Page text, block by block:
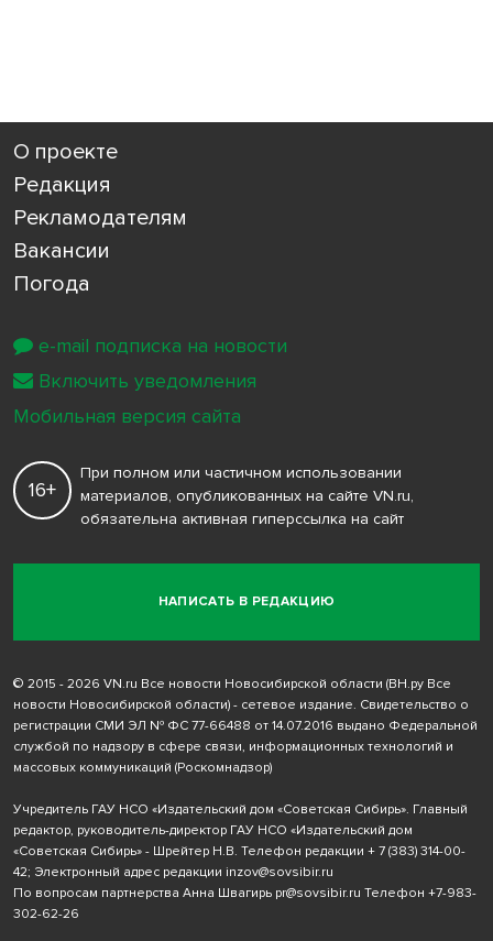
О проекте
Редакция
Рекламодателям
Вакансии
Погода
НАПИСАТЬ В РЕДАКЦИЮ
16+
При полном или частичном использовании
материалов, опубликованных на сайте VN.ru,
обязательна активная гиперссылка на сайт
© 2015 - 2026 VN.ru Все новости Новосибирской области (ВН.ру Все
новости Новосибирской области) - сетевое издание. Свидетельство о
регистрации СМИ ЭЛ № ФС 77-66488 от 14.07.2016 выдано Федеральной
службой по надзору в сфере связи, информационных технологий и
массовых коммуникаций (Роскомнадзор)
Учредитель ГАУ НСО «Издательский дом «Советская Сибирь». Главный
редактор, руководитель-директор ГАУ НСО «Издательский дом
«Советская Сибирь» - Шрейтер Н.В. Телефон редакции + 7 (383) 314-00-
42; Электронный адрес редакции inzov@sovsibir.ru
По вопросам партнерства Анна Швагирь pr@sovsibir.ru Телефон +7-983-
302-62-26
e-mail подписка на новости
Включить уведомления
Мобильная версия сайта